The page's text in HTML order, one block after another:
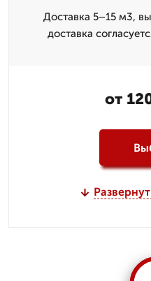
Доставка 5–15 м3,
доставка
от